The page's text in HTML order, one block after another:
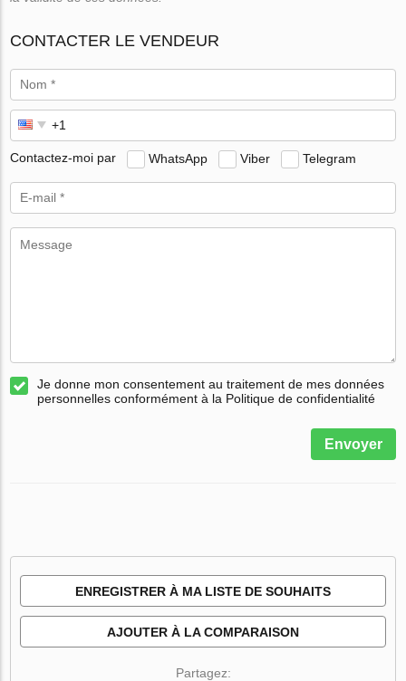
CONTACTER LE VENDEUR
Contactez-moi par WhatsApp Viber Telegram
Je donne mon consentement au traitement de mes données
personnelles conformément à la Politique de confidentialité
Envoyer
ENREGISTRER À MA LISTE DE SOUHAITS
AJOUTER À LA COMPARAISON
Partagez: